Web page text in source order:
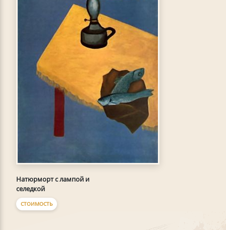
Натюрморт с лампой и
селедкой
СТОИМОСТЬ